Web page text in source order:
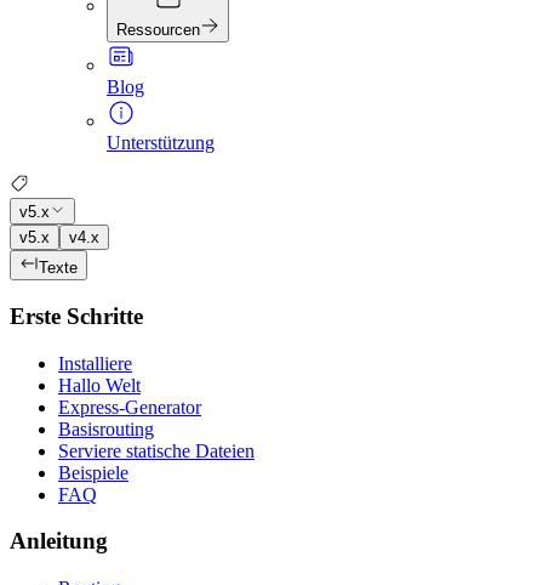
Ressourcen
Blog
Unterstützung
v5.x
v5.x
v4.x
Texte
Erste Schritte
Installiere
Hallo Welt
Express-Generator
Basisrouting
Serviere statische Dateien
Beispiele
FAQ
Anleitung